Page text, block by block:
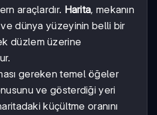
araçlardır. Harita, mekanın
dünya yüzeyinin belli bir
düzlem üzerine
gereken temel öğeler
ve gösterdiği yeri
küçültme oranını